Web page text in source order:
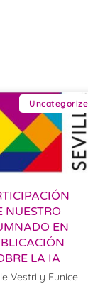
NUESTRO
EN
LA IA
Vestri y Eunice